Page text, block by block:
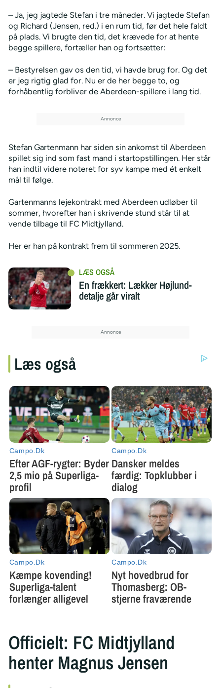
– Ja, jeg jagtede Stefan i tre måneder. Vi jagtede Stefan
og Richard (Jensen, red.) i en rum tid, før det hele faldt
på plads. Vi brugte den tid, det krævede for at hente
begge spillere, fortæller han og fortsætter:
– Bestyrelsen gav os den tid, vi havde brug for. Og det
er jeg rigtig glad for. Nu er de her begge to, og
forhåbentlig forbliver de Aberdeen-spillere i lang tid.
Stefan Gartenmann har siden sin ankomst til Aberdeen
spillet sig ind som fast mand i startopstillingen. Her står
han indtil videre noteret for syv kampe med ét enkelt
mål til følge.
Gartenmanns lejekontrakt med Aberdeen udløber til
sommer, hvorefter han i skrivende stund står til at
vende tilbage til FC Midtjylland.
Her er han på kontrakt frem til sommeren 2025.
En frækkert: Lækker Højlund-
detalje går viralt
Officielt: FC Midtjylland
henter Magnus Jensen